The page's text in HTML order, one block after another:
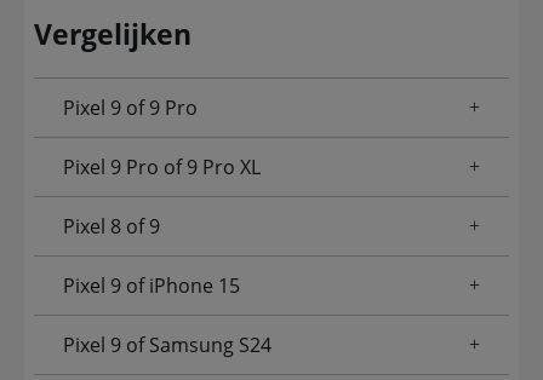
Vergelijken
Pixel 9 of 9 Pro
Pixel 9 Pro of 9 Pro XL
Pixel 8 of 9
Pixel 9 of iPhone 15
Pixel 9 of Samsung S24